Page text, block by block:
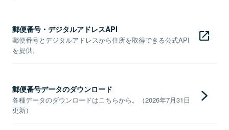
郵便番号・デジタルアドレスAPI
郵便番号とデジタルアドレスから住所を取得できる公式API
を提供。
郵便番号データのダウンロード
各種データのダウンロードはこちらから。（2026年7月31日
更新）